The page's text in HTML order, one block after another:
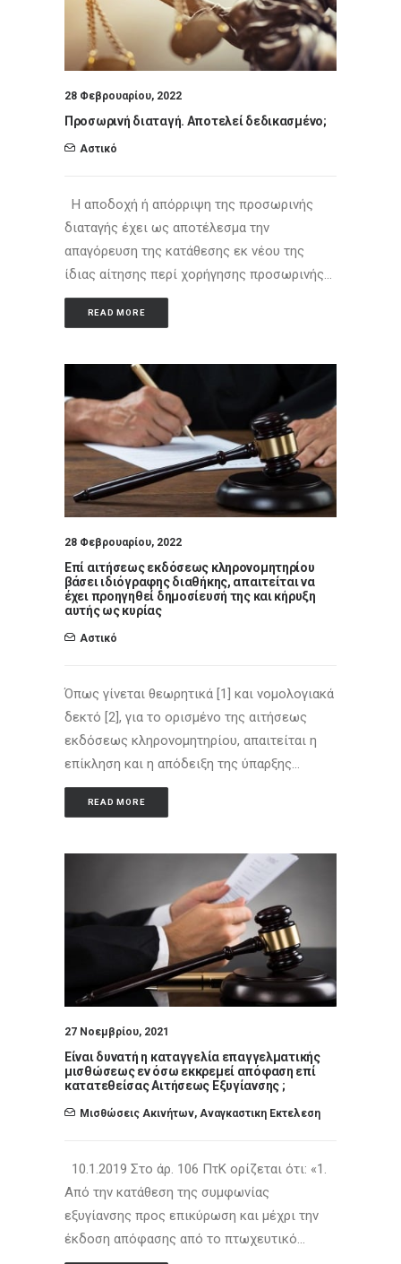
28 Φεβρουαρίου, 2022
Προσωρινή διαταγή. Αποτελεί δεδικασμένο;
Αστικό
Η αποδοχή ή απόρριψη της προσωρινής
διαταγής έχει ως αποτέλεσμα την
απαγόρευση της κατάθεσης εκ νέου της
ίδιας αίτησης περί χορήγησης προσωρινής…
READ MORE
28 Φεβρουαρίου, 2022
Επί αιτήσεως εκδόσεως κληρονομητηρίου
βάσει ιδιόγραφης διαθήκης, απαιτείται να
έχει προηγηθεί δημοσίευσή της και κήρυξη
αυτής ως κυρίας
Αστικό
Όπως γίνεται θεωρητικά [1] και νομολογιακά
δεκτό [2], για το ορισμένο της αιτήσεως
εκδόσεως κληρονομητηρίου, απαιτείται η
επίκληση και η απόδειξη της ύπαρξης…
READ MORE
27 Νοεμβρίου, 2021
Είναι δυνατή η καταγγελία επαγγελματικής
μισθώσεως εν όσω εκκρεμεί απόφαση επί
κατατεθείσας Αιτήσεως Εξυγίανσης ;
Μισθώσεις Ακινήτων, Αναγκαστικη Εκτελεση
10.1.2019 Στο άρ. 106 ΠτΚ ορίζεται ότι: «1.
Από την κατάθεση της συμφωνίας
εξυγίανσης προς επικύρωση και μέχρι την
έκδοση απόφασης από το πτωχευτικό…